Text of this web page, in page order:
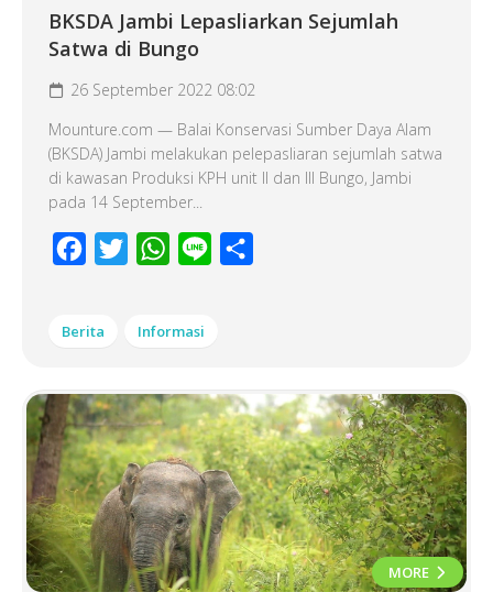
BKSDA Jambi Lepasliarkan Sejumlah
Satwa di Bungo
26 September 2022 08:02
Mounture.com — Balai Konservasi Sumber Daya Alam
(BKSDA) Jambi melakukan pelepasliaran sejumlah satwa
di kawasan Produksi KPH unit II dan III Bungo, Jambi
pada 14 September...
Facebook
Twitter WhatsApp
Line
Berita Informasi
MORE